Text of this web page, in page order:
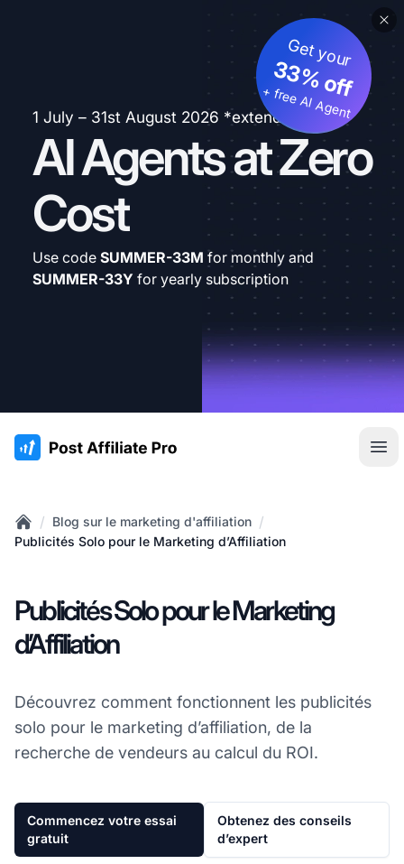
1 July – 31st August 2026 *extended
AI Agents at Zero
Cost
Get your
33% off
+ free AI Agent
Use code SUMMER-33M for monthly and
SUMMER-33Y for yearly subscription
:site.title
Home
/ Blog sur le marketing d'affiliation /
Publicités Solo pour le Marketing d’Affiliation
Publicités Solo pour le Marketing
d’Affiliation
Découvrez comment fonctionnent les publicités
solo pour le marketing d’affiliation, de la
recherche de vendeurs au calcul du ROI.
Commencez votre essai
gratuit
Obtenez des conseils
d’expert